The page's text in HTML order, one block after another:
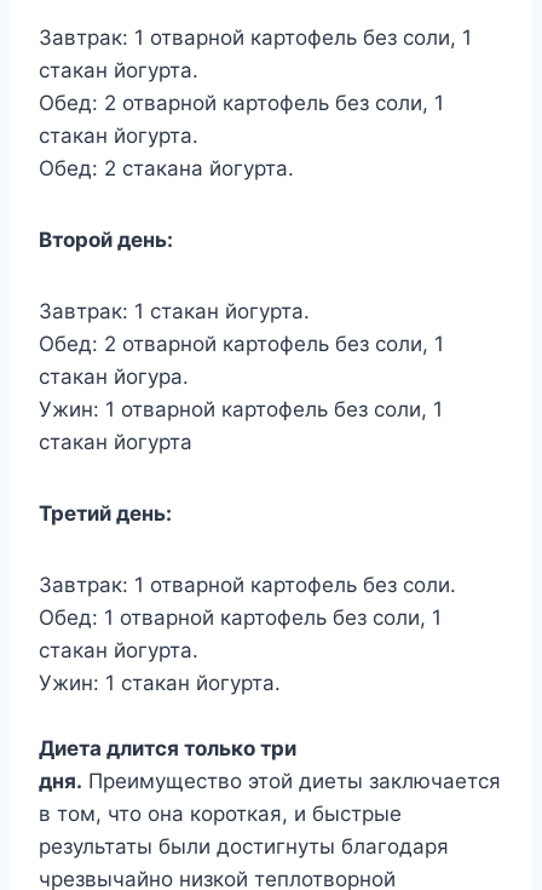
Завтрак: 1 отварной картофель без соли, 1
стакан йогурта.
Обед: 2 отварной картофель без соли, 1
стакан йогурта.
Обед: 2 стакана йогурта.
Второй день:
Завтрак: 1 стакан йогурта.
Обед: 2 отварной картофель без соли, 1
стакан йогура.
Ужин: 1 отварной картофель без соли, 1
стакан йогурта
Третий день:
Завтрак: 1 отварной картофель без соли.
Обед: 1 отварной картофель без соли, 1
стакан йогурта.
Ужин: 1 стакан йогурта.
Диета длится только три
дня. Преимущество этой диеты заключается
в том, что она короткая, и быстрые
результаты были достигнуты благодаря
чрезвычайно низкой теплотворной